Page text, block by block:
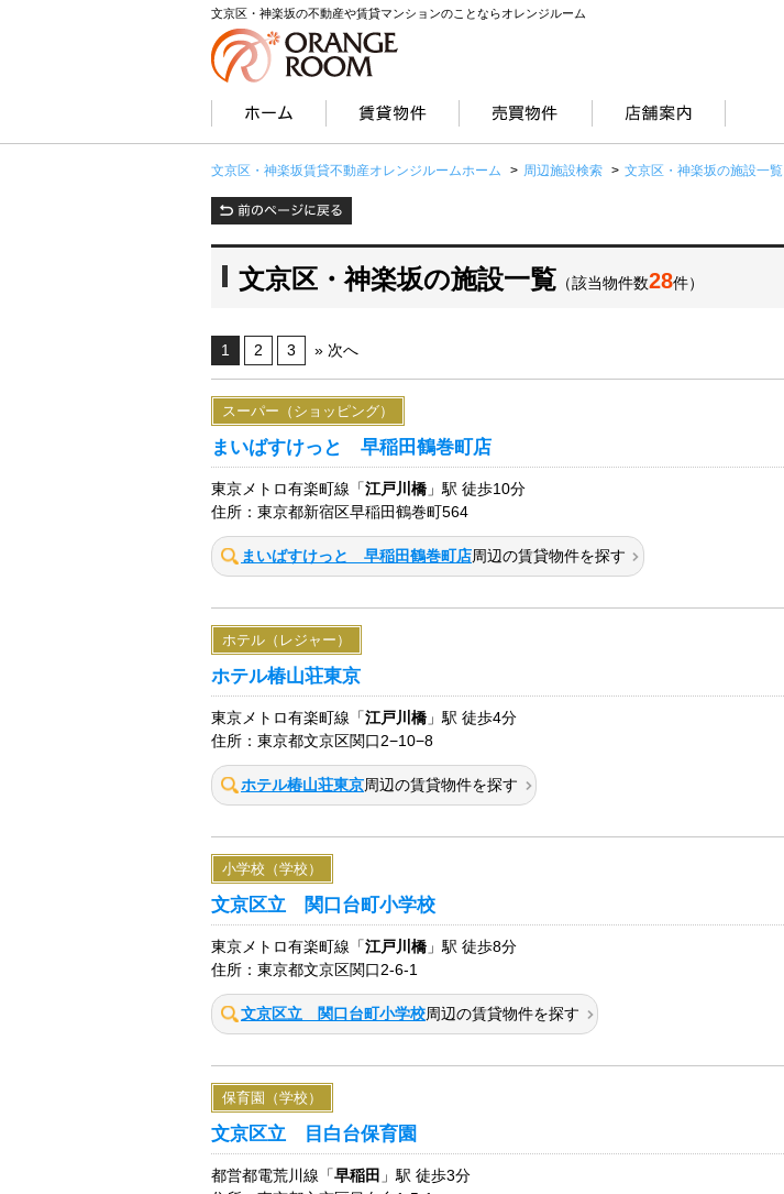
文京区・神楽坂の不動産や賃貸マンションのことならオレンジルーム
文京区・神楽坂賃貸不動産オレンジルームホーム > 周辺施設検索 > 文京区・神楽坂の施設一覧
文京区・神楽坂の施設一覧 （該当物件数28件）
1 2 3 » 次へ
スーパー（ショッピング）
まいばすけっと 早稲田鶴巻町店
東京メトロ有楽町線「 江戸川橋 」駅 徒歩10分
住所：東京都新宿区早稲田鶴巻町564
まいばすけっと 早稲田鶴巻町店周辺の賃貸物件を探す
ホテル（レジャー）
ホテル椿山荘東京
東京メトロ有楽町線「 江戸川橋 」駅 徒歩4分
住所：東京都文京区関口2−10−8
ホテル椿山荘東京周辺の賃貸物件を探す
小学校（学校）
文京区立 関口台町小学校
東京メトロ有楽町線「 江戸川橋 」駅 徒歩8分
住所：東京都文京区関口2-6-1
文京区立 関口台町小学校周辺の賃貸物件を探す
保育園（学校）
文京区立 目白台保育園
都営都電荒川線「 早稲田 」駅 徒歩3分